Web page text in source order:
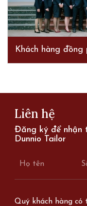
Khách hàng đồng
Liên hệ
Đăng ký để nhận
Dunnio Tailor
Quý khách hàng có